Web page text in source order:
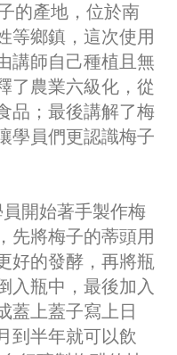
的產地，位於南
等鄉鎮，這次使用
講師自己種植且無
了農業六級化，從
品；最後講解了梅
學員們更認識梅子
開始著手製作梅
先將梅子的蒂頭用
好的發酵，再將瓶
入瓶中，最後加入
蓋上蓋子寫上日
到半年就可以飲